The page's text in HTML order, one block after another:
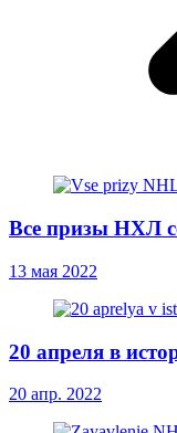
Все призы НХЛ
13 мая 2022
20 апреля в
20 апр. 2022